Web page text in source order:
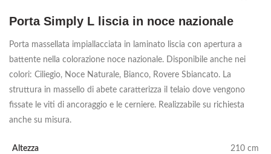
Porta Simply L liscia in noce nazionale
Porta massellata impiallacciata in laminato liscia con apertura a
battente nella colorazione noce nazionale. Disponibile anche nei
colori: Ciliegio, Noce Naturale, Bianco, Rovere Sbiancato. La
struttura in massello di abete caratterizza il telaio dove vengono
fissate le viti di ancoraggio e le cerniere. Realizzabile su richiesta
anche su misura.
Altezza 210 cm